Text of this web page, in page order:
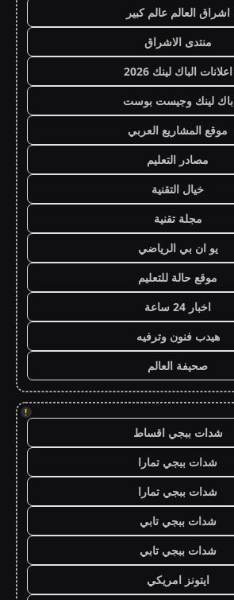
اشراق العالم عالم كبير
منتدى الاشراق
اعلانات الباك لينك 2026
باك لينك وجيست بوست
موقع المشاريع العربي
مصادر التعليم
خيال التقنية
مجلة تقنية
يو ان بي الرياضي
موقع حالة للتعليم
اخبار 24 ساعة
هيدب فنون وترفيه
صحيفة العالم
!
شدات ببجي اقساط
شدات ببجي تمارا
شدات ببجي تمارا
شدات ببجي تابي
شدات ببجي تابي
ايتونز امريكي